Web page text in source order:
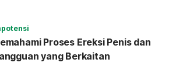
Proses Ereksi Penis dan
yang Berkaitan